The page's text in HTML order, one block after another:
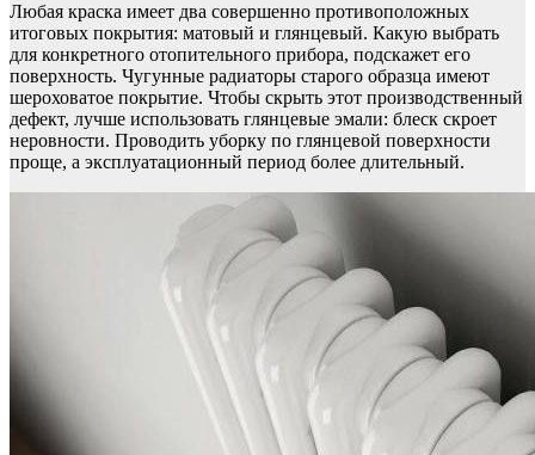
Любая краска имеет два совершенно противоположных
итоговых покрытия: матовый и глянцевый. Какую выбрать
для конкретного отопительного прибора, подскажет его
поверхность. Чугунные радиаторы старого образца имеют
шероховатое покрытие. Чтобы скрыть этот производственный
дефект, лучше использовать глянцевые эмали: блеск скроет
неровности. Проводить уборку по глянцевой поверхности
проще, а эксплуатационный период более длительный.